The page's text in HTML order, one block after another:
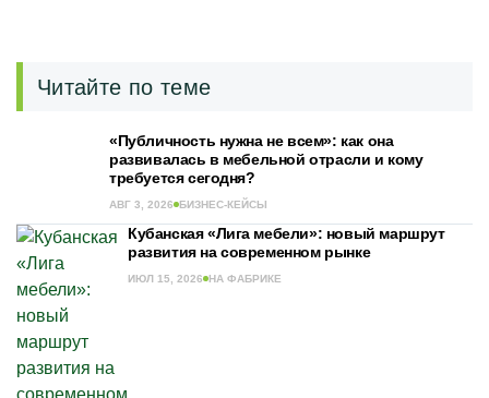
Читайте по теме
«Публичность нужна не всем»: как она
развивалась в мебельной отрасли и кому
требуется сегодня?
АВГ 3, 2026 БИЗНЕС-КЕЙСЫ
Кубанская «Лига мебели»: новый маршрут
развития на современном рынке
ИЮЛ 15, 2026 НА ФАБРИКЕ